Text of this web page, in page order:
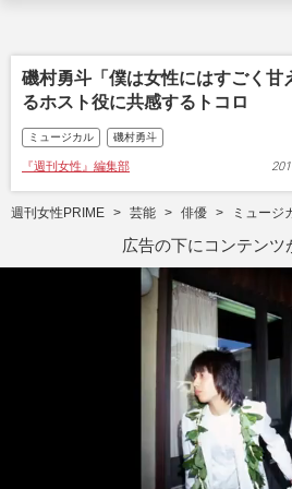
磯村勇斗「僕は女性にはすごく甘
るホスト役に共感するトコロ
ミュージカル 磯村勇斗
『週刊女性』編集部
週刊女性PRIME 芸能 俳優 ミュージ
広告の下にコンテンツ